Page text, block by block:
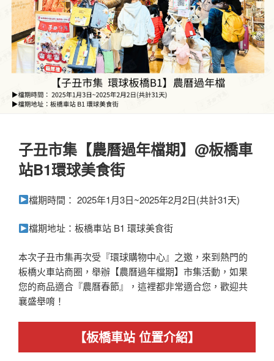
子丑市集【農曆過年檔期】@板橋車
站B1環球美食街
檔期時間： 2025年1月3日~2025年2月2日(共計31天)
檔期地址：板橋車站 B1 環球美食街
本次子丑市集再次受『環球購物中心』之邀，來到熱門的
板橋火車站商圈，舉辦【農曆過年檔期】市集活動，如果
您的商品適合『農曆春節』，這裡都非常適合您，歡迎共
襄盛舉唷！
【板橋車站 位置介紹】